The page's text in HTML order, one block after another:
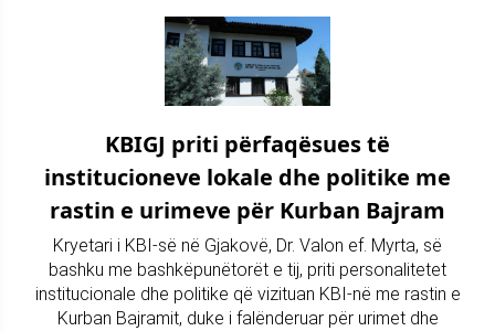
KBIGJ priti përfaqësues të
institucioneve lokale dhe politike me
rastin e urimeve për Kurban Bajram
Kryetari i KBI-së në Gjakovë, Dr. Valon ef. Myrta, së
bashku me bashkëpunëtorët e tij, priti personalitetet
institucionale dhe politike që vizituan KBI-në me rastin e
Kurban Bajramit, duke i falënderuar për urimet dhe